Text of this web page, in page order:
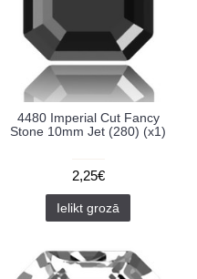
4480 Imperial Cut Fancy
Stone 10mm Jet (280) (x1)
2,25€
Ielikt grozā